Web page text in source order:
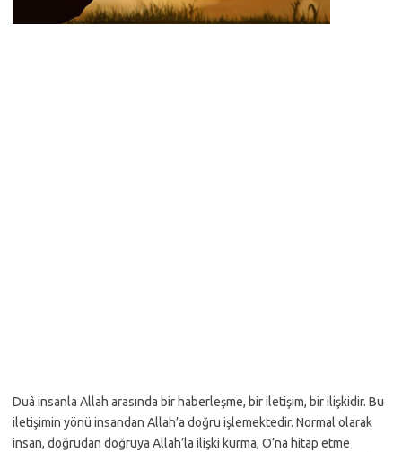
Duâ insanla Allah arasında bir haberleşme, bir iletişim, bir ilişkidir. Bu
iletişimin yönü insandan Allah’a doğru işlemektedir. Normal olarak
insan, doğrudan doğruya Allah’la ilişki kurma, O’na hitap etme